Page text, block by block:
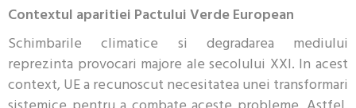
Contextul aparitiei Pactului Verde European
Schimbarile climatice si degradarea mediului
reprezinta provocari majore ale secolului XXI. In acest
context, UE a recunoscut necesitatea unei transformari